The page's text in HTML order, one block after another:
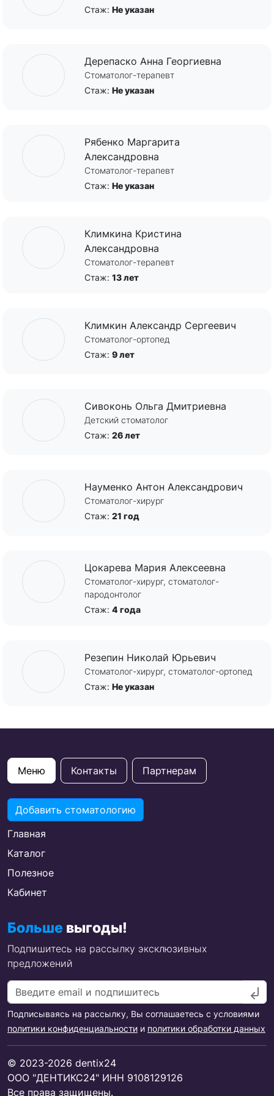
Стаж: Не указан
Дерепаско Анна Георгиевна
Стоматолог-терапевт
Стаж: Не указан
Рябенко Маргарита
Александровна
Стоматолог-терапевт
Стаж: Не указан
Климкина Кристина
Александровна
Стоматолог-терапевт
Стаж: 13 лет
Климкин Александр Сергеевич
Стоматолог-ортопед
Стаж: 9 лет
Сивоконь Ольга Дмитриевна
Детский стоматолог
Стаж: 26 лет
Науменко Антон Александрович
Стоматолог-хирург
Стаж: 21 год
Цокарева Мария Алексеевна
Стоматолог-хирург, стоматолог-
пародонтолог
Стаж: 4 года
Резепин Николай Юрьевич
Стоматолог-хирург, стоматолог-ортопед
Стаж: Не указан
Меню Контакты Партнерам
Добавить стоматологию
Главная
Каталог
Полезное
Кабинет
Больше выгоды!
Подпишитесь на рассылку эксклюзивных
предложений
Подписываясь на рассылку, Вы соглашаетесь с условиями
политики конфиденциальности и политики обработки данных
© 2023-2026 dentix24
ООО "ДЕНТИКС24" ИНН 9108129126
Все права защищены.